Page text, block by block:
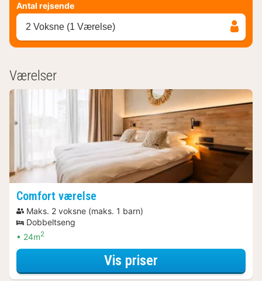
Antal rejsende
2 Voksne (1 Værelse)
Værelser
Comfort værelse
Maks. 2 voksne (maks. 1 barn)
Dobbeltseng
24m2
Vis priser